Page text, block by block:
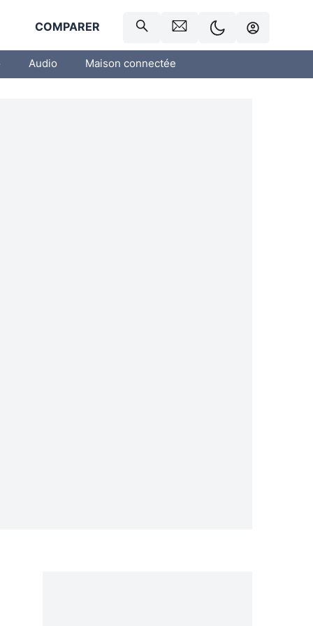
COMPARER
Audio Maison connectée